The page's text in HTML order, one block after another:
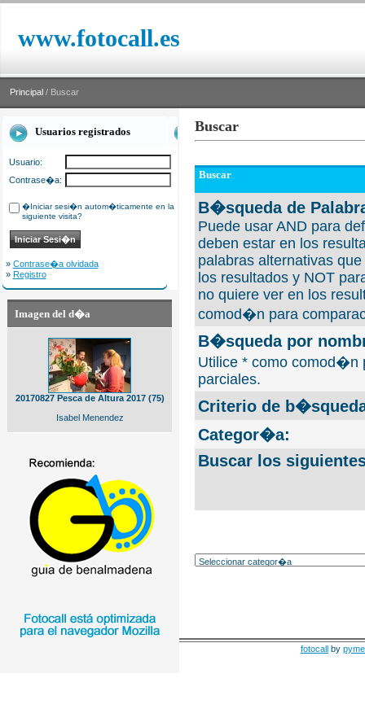
www.fotocall.es
Principal / Buscar
Usuarios registrados
Usuario:
Contrase�a:
�Iniciar sesi�n autom�ticamente en la
siguiente visita?
» Contrase�a olvidada
» Registro
Imagen del d�a
20170827 Pesca de Altura 2017 (75)
Isabel Menendez
Buscar
Buscar
B�squeda de
Puede usar AND para
deben estar en los
palabras alternativas
los resultados y NOT
no quiere ver en los
comod�n para
B�squeda por
Utilice * como comod�n
parciales.
Criterio de
Categor�a:
Buscar los
fotocall by